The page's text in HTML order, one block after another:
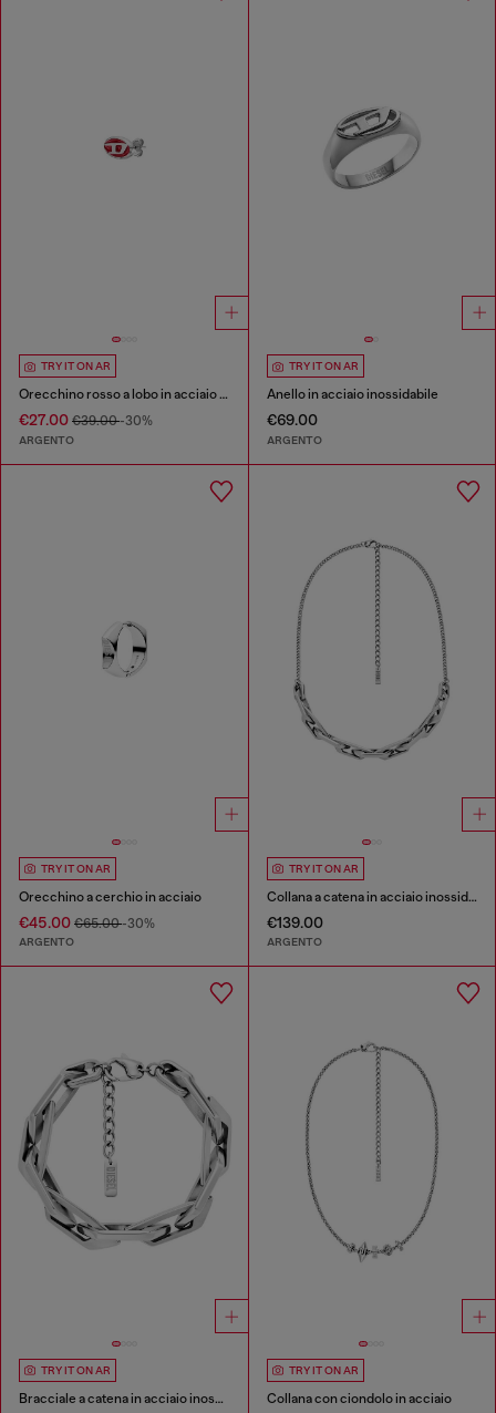
TRY IT ON AR
Orecchino rosso a lobo in acciaio inossidabile
€27.00 €39.00-30%
ARGENTO
TRY IT ON AR
Anello in acciaio inossidabile
€69.00
ARGENTO
TRY IT ON AR
Orecchino a cerchio in acciaio
€45.00 €65.00-30%
ARGENTO
TRY IT ON AR
Collana a catena in acciaio inossidabile
€139.00
ARGENTO
TRY IT ON AR
Bracciale a catena in acciaio inossidabile
TRY IT ON AR
Collana con ciondolo in acciaio